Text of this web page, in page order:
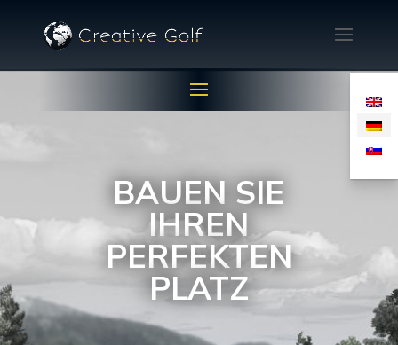
BAUEN SIE
IHREN
PERFEKTEN
PLATZ